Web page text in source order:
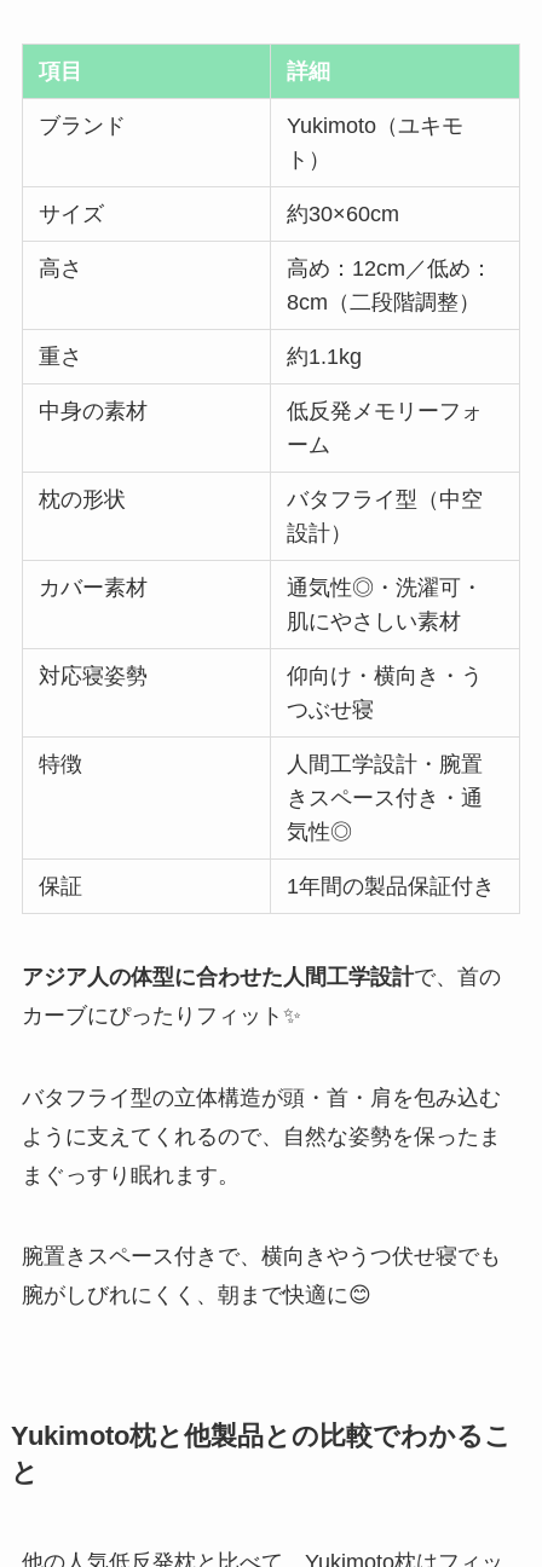
項目 詳細
ブランド
Yukimoto（ユキモ
ト）
サイズ 約30×60cm
高さ
高め：12cm／低め：
8cm（二段階調整）
重さ 約1.1kg
中身の素材
低反発メモリーフォ
ーム
枕の形状
バタフライ型（中空
設計）
カバー素材
通気性◎・洗濯可・
肌にやさしい素材
対応寝姿勢
仰向け・横向き・う
つぶせ寝
特徴
人間工学設計・腕置
きスペース付き・通
気性◎
保証 1年間の製品保証付き
アジア人の体型に合わせた人間工学設計で、首の
カーブにぴったりフィット✨
バタフライ型の立体構造が頭・首・肩を包み込む
ように支えてくれるので、自然な姿勢を保ったま
まぐっすり眠れます。
腕置きスペース付きで、横向きやうつ伏せ寝でも
腕がしびれにくく、朝まで快適に😊
Yukimoto枕と他製品との比較でわかるこ
と